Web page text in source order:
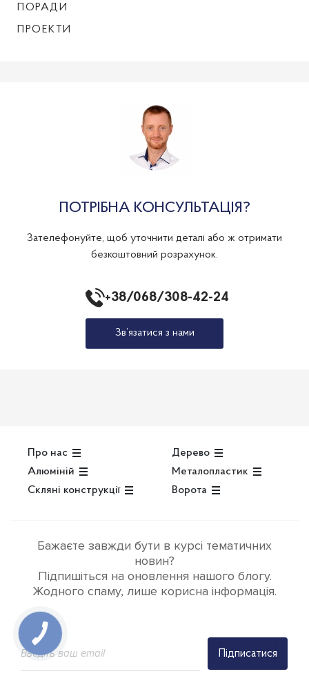
ПОРАДИ
ПРОЕКТИ
ПОТРІБНА КОНСУЛЬТАЦІЯ?
Зателефонуйте, щоб уточнити деталі або ж отримати
безкоштовний розрахунок.
+38/068/308-42-24
Зв’язатися з нами
Про нас
Дерево
Алюміній
Металопластик
Скляні конструкції
Ворота
Бажаєте завжди бути в курсі тематичних
новин?
Підпишіться на оновлення нашого блогу.
Жодного спаму, лише корисна інформація.
Підписатися